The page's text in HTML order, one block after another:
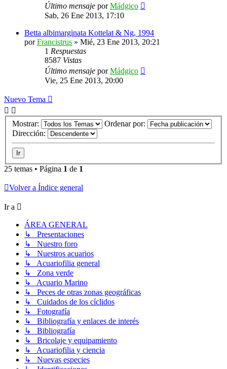
Último mensaje porMádgico
Sab, 26 Ene 2013, 17:10
Betta albimarginata Kottelat & Ng, 1994
porFrancistrus » Mié, 23 Ene 2013, 20:21
1 Respuestas
8587 Vistas
Último mensaje porMádgico
Vie, 25 Ene 2013, 20:00
Nuevo Tema
Mostrar:
Ordenar por:
Dirección:
25 temas • Página 1 de 1
Volver a Índice general
Ir a
ÁREA GENERAL
↳ Presentaciones
↳ Nuestro foro
↳ Nuestros acuarios
↳ Acuariofilia general
↳ Zona verde
↳ Acuario Marino
↳ Peces de otras zonas geográficas
↳ Cuidados de los cíclidos
↳ Fotografía
↳ Bibliografía y enlaces de interés
↳ Bibliografía
↳ Bricolaje y equipamiento
↳ Acuariofilia y ciencia
↳ Nuevas especies